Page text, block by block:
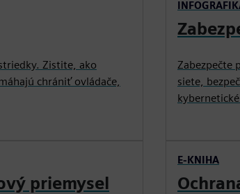
Zistite, ako
chrániť ovládače,
Zabezpečte
siete,
priemysel
E-KNIHA